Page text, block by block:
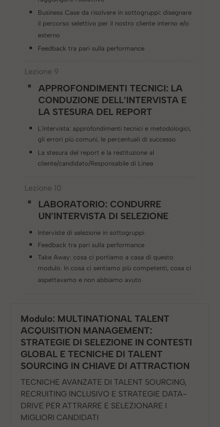
Business Case da risolvere in sottogruppi: disegnare
il percorso selettivo per il nostro cliente interno e/o
esterno
Feedback tra pari sulla performance
Lezione 9
APPROFONDIMENTI TECNICI: LA
CONDUZIONE DELL’INTERVISTA E
LA STESURA DEL REPORT
L'intervista: approfondimenti tecnici e metodologici,
gli errori più comuni, le percentuali di successo
La stesura del report e la restituzione al
cliente/candidato/Responsabile di Linea
Lezione 10
LABORATORIO: CONDURRE
UN’INTERVISTA DI SELEZIONE
Interviste di selezione in sottogruppi
Feedback tra pari sulla performance
Take Away: cosa ci portiamo a casa di questo
modulo. In cosa ci sentiamo più competenti, cosa ci
aspettavamo e non abbiamo avuto
Modulo: MULTINATIONAL TALENT
ACQUISITION MANAGEMENT:
STRATEGIE DI SELEZIONE IN CONTESTI
GLOBAL E TECNICHE DI TALENT
SOURCING IN CHIAVE DI ATTRACTION
TECNICHE AVANZATE DI TALENT SOURCING,
RECRUITING INCLUSIVO E STRATEGIE DATA-
DRIVE PER ATTRARRE E SELEZIONARE I
MIGLIORI CANDIDATI